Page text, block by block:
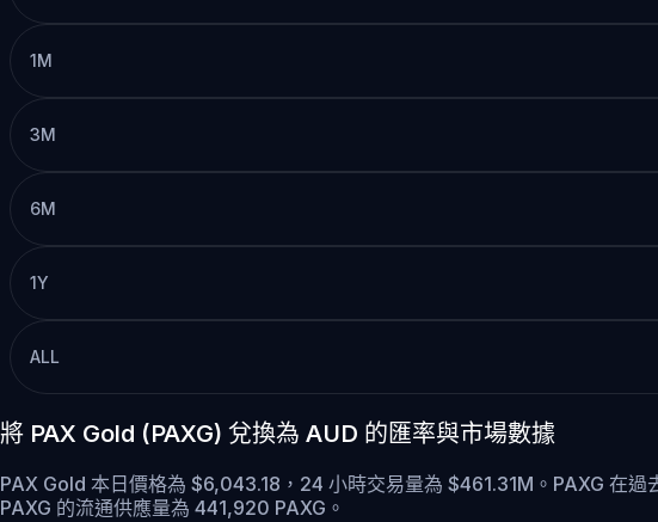
1M
3M
6M
1Y
ALL
將 PAX Gold (PAXG) 兌換為 AUD 的匯率與市場數據
PAX Gold 本日價格為 $6,043.18，24 小時交易量為 $461.31M。PAXG 在過
PAXG 的流通供應量為 441,920 PAXG。